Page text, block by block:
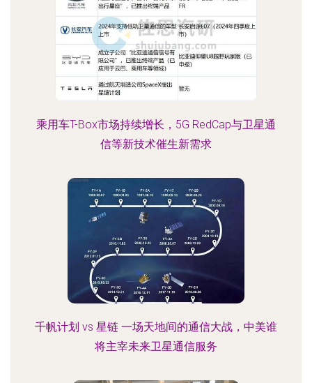
乘用车T-Box市场持续增长，5G RedCap与卫星通
信等新技术催生新需求
千帆计划 vs 星链 一场天地间的通信大战，中美谁
将主宰未来卫星通信服务